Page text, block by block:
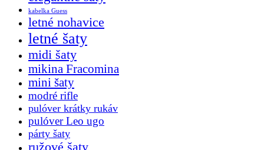
kabelka Guess
letné nohavice
letné šaty
midi šaty
mikina Fracomina
mini šaty
modré rifle
pulóver krátky rukáv
pulóver Leo ugo
párty šaty
ružové šaty